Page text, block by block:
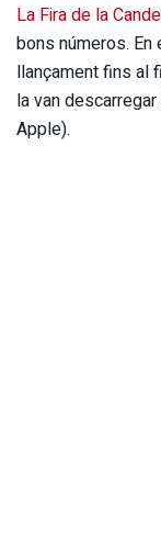
La Fira de la
bons números.
llançament fins al
la van descarregar
Apple).